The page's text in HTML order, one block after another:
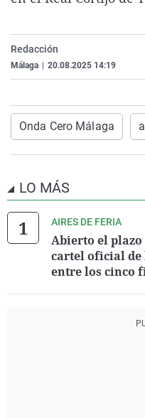
Redacción
Málaga 20.08.2025 14:19
Onda Cero Málaga
LO MÁS
AIRES DE FERIA
Abierto el
cartel oficial de
entre los cinco